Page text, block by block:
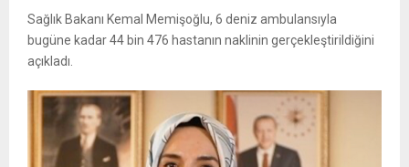
Sağlık Bakanı Kemal Memişoğlu, 6 deniz ambulansıyla
bugüne kadar 44 bin 476 hastanın naklinin gerçekleştirildiğini
açıkladı.